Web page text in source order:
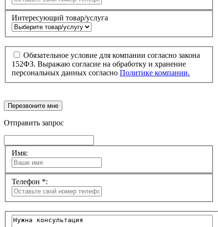
Интересующий товар/услуга
Обязательное условие для компании согласно закона
152ФЗ. Выражаю согласие на обработку и хранение
персональных данных согласно Политике компании.
Перезвоните мне
Отправить запрос
Имя:
Телефон *: